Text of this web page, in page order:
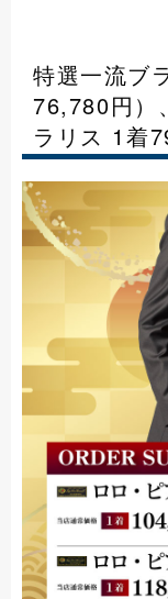
特選一流ブ
76,780円）
ラリス 1着